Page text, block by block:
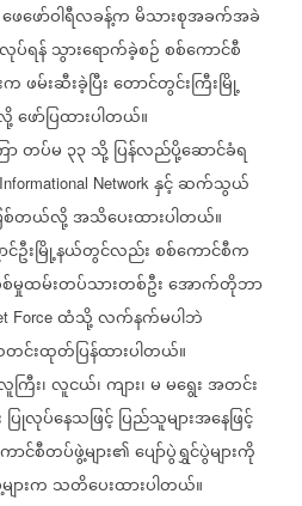
ဖေဖော်ဝါရီလခန့်ကမိသားစုအခက်အခဲ
ပ်ရန်သွားရောက်ခဲ့စဉ်စစ်ကောင်စီ
ကဖမ်းဆီးခဲ့ပြီးတောင်တွင်းကြီးမြို့
ဖော်ပြထားပါတယ်။
ာတပ်မ ၃၃သို့ပြန်လည်ပို့ဆောင်ခံရ
Network နှင့်ဆက်သွယ်
ြစ်တယ်လို့အသိပေးထားပါတယ်။
င်ဦးမြို့နယ်တွင်လည်းစစ်ကောင်စီက
မှုထမ်းတပ်သားတစ်ဦးအောက်တိုဘာ
Force ထံသို့လက်နက်မပါဘဲ
င်းထုတ်ပြန်ထားပါတယ်။
ကြီး၊လူငယ်၊ကျား၊မမရွေးအတင်း
ပြုလုပ်နေသဖြင့်ပြည်သူများအနေဖြင့်
ာင်စီတပ်ဖွဲ့များ၏ပျော်ပွဲရွှင်ပွဲများကို
ားက သတိပေးထားပါတယ်။